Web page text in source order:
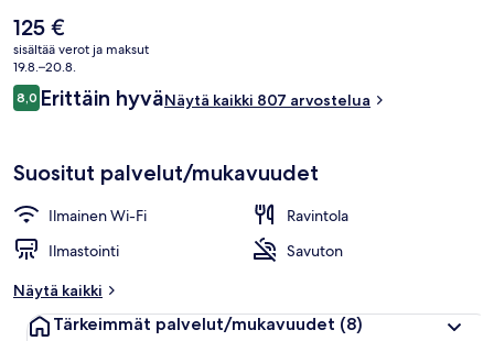
Nykyinen
hinta
on
125 €
125 €
sisältää verot ja maksut
19.8.–20.8.
Arvostelut
8,08,0 kautta 10.
Erittäin hyväNäytä kaikki 807 arvostelua
Suositut palvelut/mukavuudet
Ilmainen Wi-Fi
Ravintola
Ilmastointi
Savuton
Näytä kaikki
Tärkeimmät palvelut/mukavuudet (8)